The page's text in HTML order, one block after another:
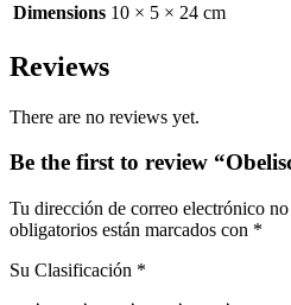
Dimensions 10 × 5 × 24 cm
Reviews
There are no reviews yet.
Be the first to review
Tu dirección de correo electrónico
obligatorios están marcados con *
Su Clasificación *